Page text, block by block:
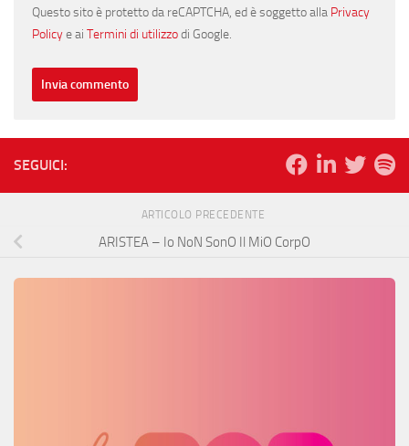
Questo sito è protetto da reCAPTCHA, ed è soggetto alla Privacy
Policye ai Termini di utilizzodi Google.
SEGUICI:
ARTICOLO PRECEDENTE
ARISTEA – Io NoN SonO Il MiO CorpO